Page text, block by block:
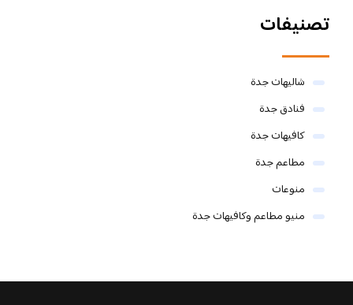
تصنيفات
شاليهات جدة
فنادق جدة
كافيهات جدة
مطاعم جدة
منوعات
منيو مطاعم وكافيهات جدة